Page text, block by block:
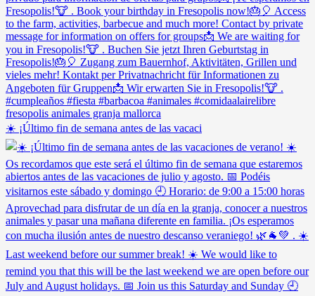
☀️ ¡Último fin de semana antes de las vacaci